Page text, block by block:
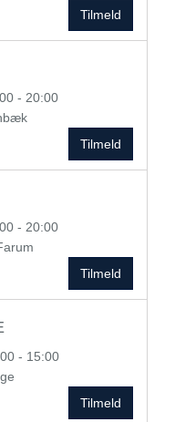
Tilmeld
- 20:00
Tilmeld
- 20:00
Tilmeld
- 15:00
Tilmeld